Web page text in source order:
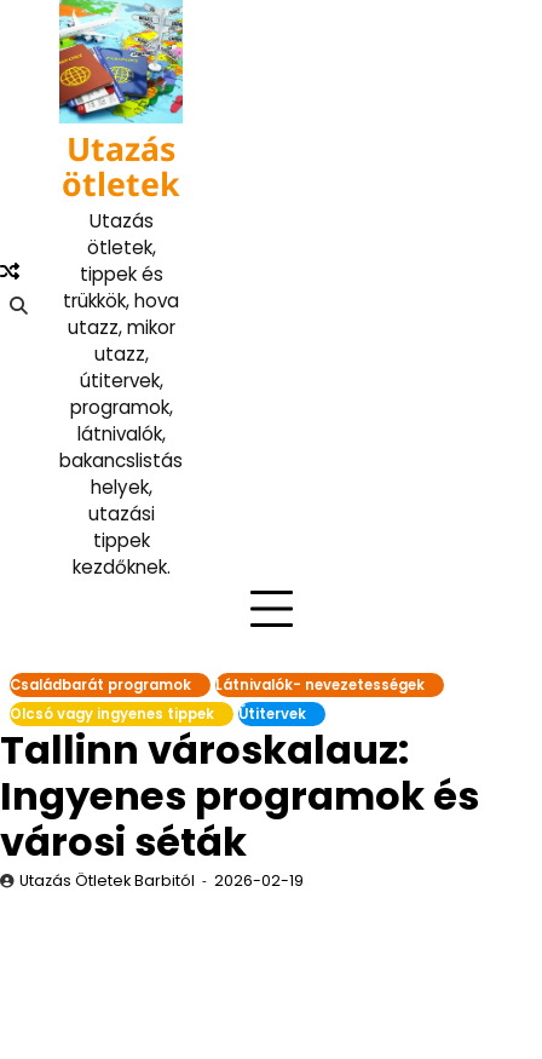
content
Utazás
ötletek
Utazás
ötletek,
tippek és
trükkök, hova
utazz, mikor
utazz,
útitervek,
programok,
látnivalók,
bakancslistás
helyek,
utazási
tippek
kezdőknek.
Családbarát programok
Látnivalók- nevezetességek
Olcsó vagy ingyenes tippek
Útitervek
Tallinn városkalauz:
Ingyenes programok és
városi séták
Utazás Ötletek Barbitól 2026-02-19